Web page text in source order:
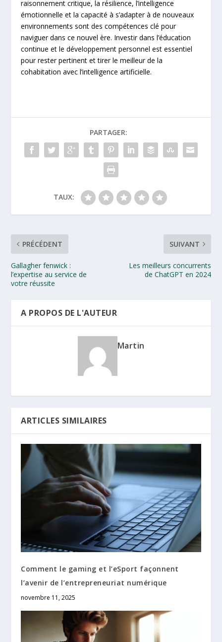
raisonnement critique, la résilience, l’intelligence
émotionnelle et la capacité à s’adapter à de nouveaux
environnements sont des compétences clé pour
naviguer dans ce nouvel ère. Investir dans l’éducation
continue et le développement personnel est essentiel
pour rester pertinent et tirer le meilleur de la
cohabitation avec l’intelligence artificielle.
PARTAGER:
TAUX:
PRÉCÉDENT
Gallagher fenwick :
l’expertise au service de
votre réussite
SUIVANT
Les meilleurs concurrents
de ChatGPT en 2024
A PROPOS DE L'AUTEUR
Martin
ARTICLES SIMILAIRES
Comment le gaming et l’eSport façonnent
l’avenir de l’entrepreneuriat numérique
novembre 11, 2025